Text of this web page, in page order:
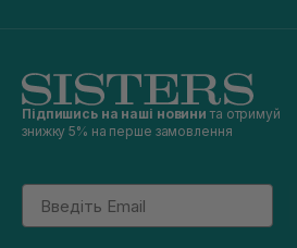
Підпишись на наші новини та отримуй
знижку 5% на перше замовлення
Email